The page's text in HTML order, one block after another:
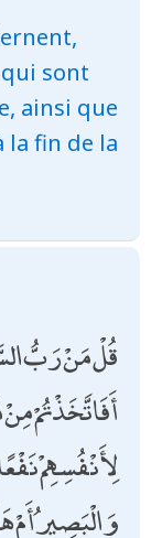
sont
ainsi que
la fin de la
قُلْ مَنْ رَبُّ
أَفَاتَّخَذْتُمْ
لِأَنْفُسِهِمْ
وَالْبَصِيرُ